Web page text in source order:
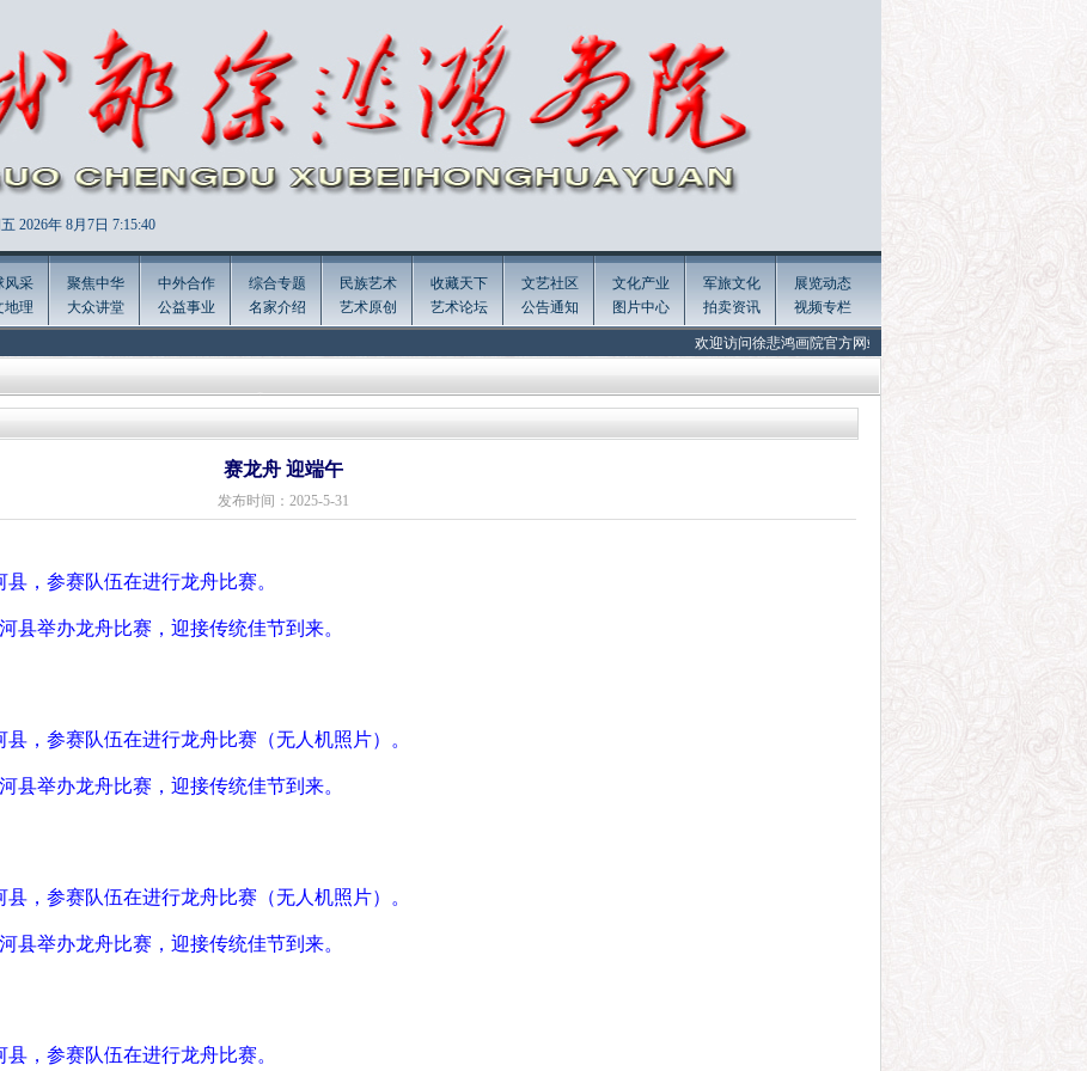
2026年 8月7日 7:15:41
风采
地理
聚焦中华
大众讲堂
中外合作
公益事业
综合专题
名家介绍
民族艺术
艺术原创
收藏天下
艺术论坛
文艺社区
公告通知
文化产业
图片中心
军旅文化
拍卖资讯
展览动态
视频专栏
欢迎访问徐悲鸿画院官方网站 Welcome to the official website of
赛龙舟 迎端午
发布时间：2025-5-31
，参赛队伍在进行龙舟比赛。
县举办龙舟比赛，迎接传统佳节到来。
，参赛队伍在进行龙舟比赛（无人机照片）。
县举办龙舟比赛，迎接传统佳节到来。
，参赛队伍在进行龙舟比赛（无人机照片）。
县举办龙舟比赛，迎接传统佳节到来。
，参赛队伍在进行龙舟比赛。